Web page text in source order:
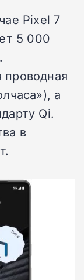
Pixel 7
5 000
а
Qi.
в